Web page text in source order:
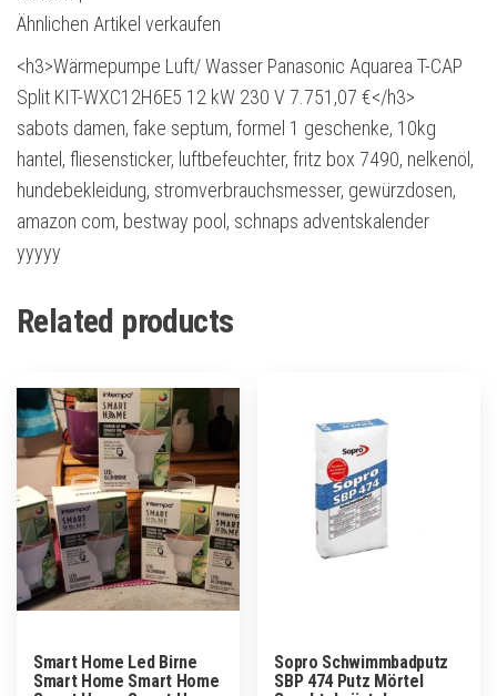
Ähnlichen Artikel verkaufen
<h3>Wärmepumpe Luft/ Wasser Panasonic Aquarea T-CAP
Split KIT-WXC12H6E5 12 kW 230 V 7.751,07 €</h3>
sabots damen, fake septum, formel 1 geschenke, 10kg
hantel, fliesensticker, luftbefeuchter, fritz box 7490, nelkenöl,
hundebekleidung, stromverbrauchsmesser, gewürzdosen,
amazon com, bestway pool, schnaps adventskalender
yyyyy
Related products
Smart Home Led Birne
Smart Home Smart Home
Sopro Schwimmbadputz
SBP 474 Putz Mörtel